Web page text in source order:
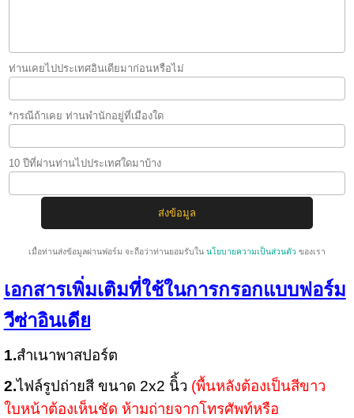
ท่านเคยไปประเทศอินเดียมาก่อนหรือไม่
*กรณีถ้าเคย ท่านพำนักอยู่ที่เมืองใด
10 ปีที่ผ่านท่านไปประเทศใดมาบ้าง
เมื่อท่านส่งข้อมูลผ่านฟอร์ม จะถือว่าท่านยอมรับในนโยบายความเป็นส่วนตัว ของเรา
เอกสารเพิ่มเติมที่ใช้ในการกรอกแบบฟอร์ม
วีซ่าอินเดีย
1.สำเนาพาสปอร์ต
2.ไฟล์รูปถ่ายสี ขนาด 2x2 นิิ้ว (พื้นหลังต้องเป็นสีขาว
ใบหน้าต้องเห็นชัด ห้ามถ่ายจากโทรศัพท์หรือ